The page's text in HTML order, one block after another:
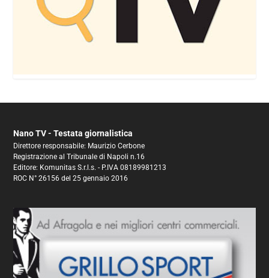
Nano TV - Testata giornalistica
Direttore responsabile: Maurizio Cerbone
Registrazione al Tribunale di Napoli n.16
Editore: Komunitas S.r.l.s. - P.IVA 08189981213
ROC N° 26156 del 25 gennaio 2016